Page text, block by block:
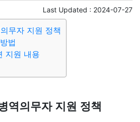
미용 증권 인테리어
금융 게임
여행 맛집
Last Updated : 2024-07-27
무자 지원 정책
법
지원 내용
역의무자 지원 정책